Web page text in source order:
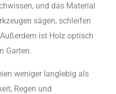
und das Material
sägen, schleifen
ist Holz optisch
Garten.
weniger langlebig als
Regen und